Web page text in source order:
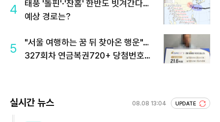
4
태풍 '돌핀'·'찬홈' 한반도 빗겨간다…
예상 경로는?
5
"서울 여행하는 꿈 뒤 찾아온 행운"…
327회차 연금복권720+ 당첨번호조
실시간 뉴스 08.08 13:04 UPDATE